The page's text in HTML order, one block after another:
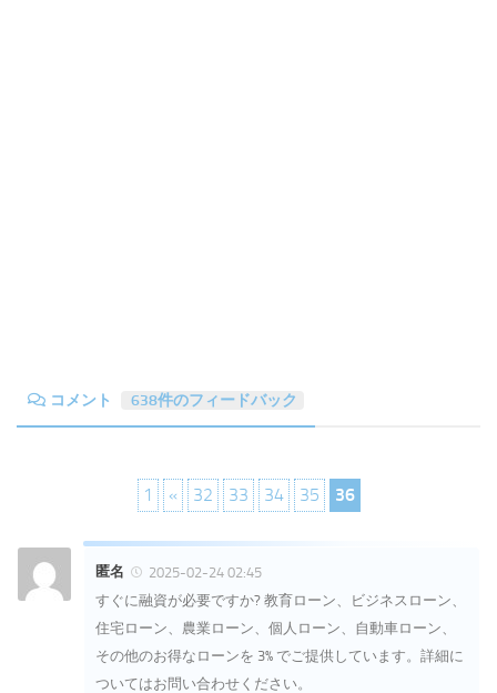
コメント 638件のフィードバック
1 « 32 33 34 35 36
匿名
2025-02-24 02:45
すぐに融資が必要ですか? 教育ローン、ビジネスローン、
住宅ローン、農業ローン、個人ローン、自動車ローン、
その他のお得なローンを 3% でご提供しています。詳細に
ついてはお問い合わせください。